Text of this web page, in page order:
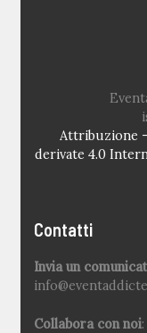
Attribuzione
derivate 4.0
Contatti
Invia un
Collabora con noi: